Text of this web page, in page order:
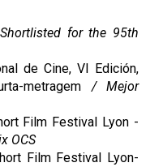
Shortlisted for the 95th
de Cine, VI Edición,
metragem/ Mejor
Film Festival Lyon -
OCS
Film Festival Lyon-